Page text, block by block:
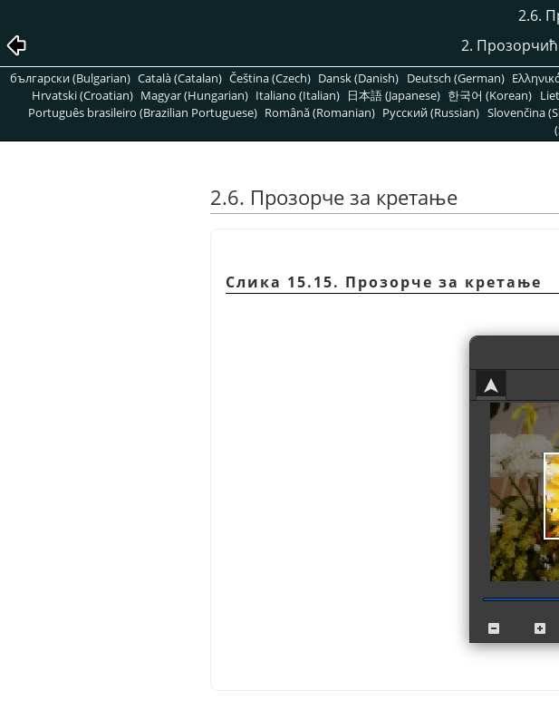
2.6.
2.
български (Bulgarian) Català (Catalan) Čeština (Czech) Dansk (Danish) Deutsch (German)
Hrvatski (Croatian) Magyar (Hungarian) Italiano (Italian) 日本語 (Japanese) 한국어 (Korean)
Português brasileiro (Brazilian Portuguese) Română (Romanian) Pусский (Russian) Slovenčina
2.6. Прозорче за кретање
Слика 15.15. Прозорче за кретање